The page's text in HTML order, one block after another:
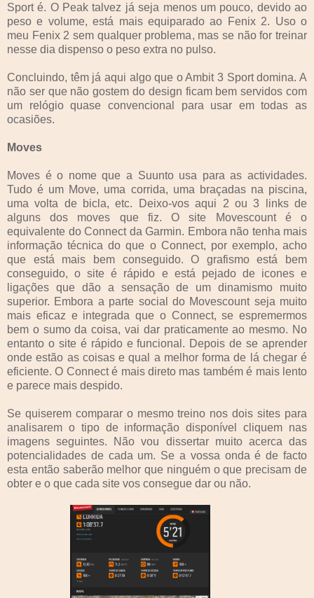
Sport é. O Peak talvez já seja menos um pouco, devido ao
peso e volume, está mais equiparado ao Fenix 2. Uso o
meu Fenix 2 sem qualquer problema, mas se não for treinar
nesse dia dispenso o peso extra no pulso.
Concluindo, têm já aqui algo que o Ambit 3 Sport domina. A
não ser que não gostem do design ficam bem servidos com
um relógio quase convencional para usar em todas as
ocasiões.
Moves
Moves é o nome que a Suunto usa para as actividades.
Tudo é um Move, uma corrida, uma braçadas na piscina,
uma volta de bicla, etc. Deixo-vos aqui 2 ou 3 links de
alguns dos moves que fiz. O site Movescount é o
equivalente do Connect da Garmin. Embora não tenha mais
informação técnica do que o Connect, por exemplo, acho
que está mais bem conseguido. O grafismo está bem
conseguido, o site é rápido e está pejado de icones e
ligações que dão a sensação de um dinamismo muito
superior. Embora a parte social do Movescount seja muito
mais eficaz e integrada que o Connect, se espremermos
bem o sumo da coisa, vai dar praticamente ao mesmo. No
entanto o site é rápido e funcional. Depois de se aprender
onde estão as coisas e qual a melhor forma de lá chegar é
eficiente. O Connect é mais direto mas também é mais lento
e parece mais despido.
Se quiserem comparar o mesmo treino nos dois sites para
analisarem o tipo de informação disponível cliquem nas
imagens seguintes. Não vou dissertar muito acerca das
potencialidades de cada um. Se a vossa onda é de facto
esta então saberão melhor que ninguém o que precisam de
obter e o que cada site vos consegue dar ou não.